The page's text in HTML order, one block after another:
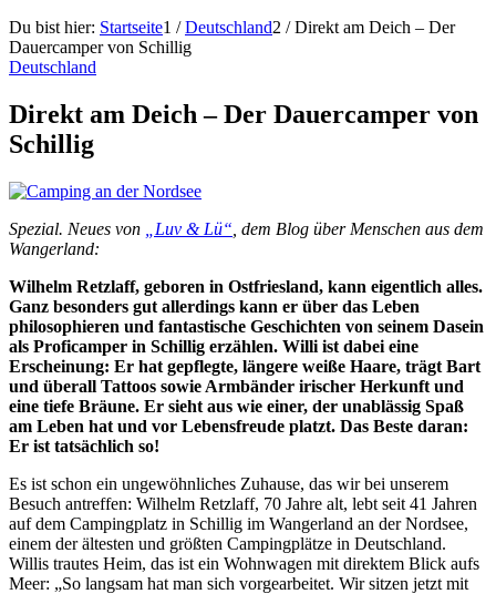
Du bist hier: Startseite1 / Deutschland2 / Direkt am Deich – Der
Dauercamper von Schillig
Deutschland
Direkt am Deich – Der Dauercamper von
Schillig
Spezial. Neues von „Luv & Lü“ , dem Blog über Menschen aus dem
Wangerland:
Wilhelm Retzlaff, geboren in Ostfriesland, kann eigentlich alles.
Ganz besonders gut allerdings kann er über das Leben
philosophieren und fantastische Geschichten von seinem Dasein
als Proficamper in Schillig erzählen. Willi ist dabei eine
Erscheinung: Er hat gepflegte, längere weiße Haare, trägt Bart
und überall Tattoos sowie Armbänder irischer Herkunft und
eine tiefe Bräune. Er sieht aus wie einer, der unablässig Spaß
am Leben hat und vor Lebensfreude platzt. Das Beste daran:
Er ist tatsächlich so!
Es ist schon ein ungewöhnliches Zuhause, das wir bei unserem
Besuch antreffen: Wilhelm Retzlaff, 70 Jahre alt, lebt seit 41 Jahren
auf dem Campingplatz in Schillig im Wangerland an der Nordsee,
einem der ältesten und größten Campingplätze in Deutschland.
Willis trautes Heim, das ist ein Wohnwagen mit direktem Blick aufs
Meer: „So langsam hat man sich vorgearbeitet. Wir sitzen jetzt mit